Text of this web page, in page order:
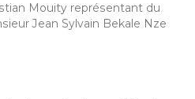
Mouity représentant du
Jean Sylvain Bekale Nze